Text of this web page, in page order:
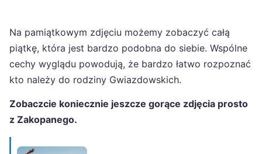
Na pamiątkowym zdjęciu możemy zobaczyć całą
piątkę, która jest bardzo podobna do siebie. Wspólne
cechy wyglądu powodują, że bardzo łatwo rozpoznać
kto należy do rodziny Gwiazdowskich.
Zobaczcie koniecznie jeszcze gorące zdjęcia prosto
z Zakopanego.